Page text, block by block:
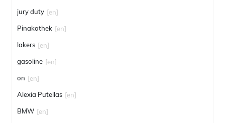
jury duty [en]
Pinakothek [en]
lakers [en]
gasoline [en]
on [en]
Alexia Putellas [en]
BMW [en]